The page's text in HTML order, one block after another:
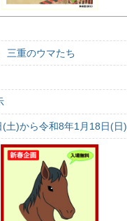
重のウマたち
土)から令和8年1月18日(日)